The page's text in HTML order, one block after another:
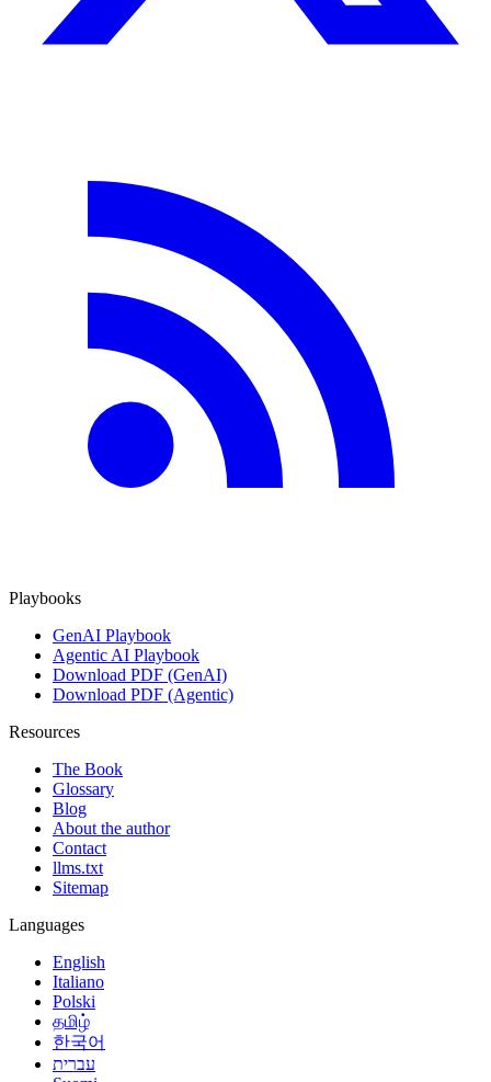
Playbooks
GenAI Playbook
Agentic AI Playbook
Download PDF (GenAI)
Download PDF (Agentic)
Resources
The Book
Glossary
Blog
About the author
Contact
llms.txt
Sitemap
Languages
English
Italiano
Polski
தமிழ்
한국어
עברית